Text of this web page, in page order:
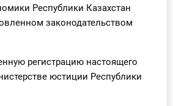
Республики Казахстан
законодательством
регистрацию настоящего
юстиции Республики